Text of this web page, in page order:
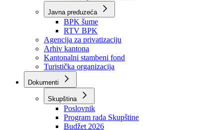
Direkcija za robne rezerve
Direkcija za ceste
Direkcija za šumarstvo
Javna preduzeća
BPK šume
RTV BPK
Agencija za privatizaciju
Arhiv kantona
Kantonalni stambeni fond
Turistička organizacija
Dokumenti
Skupština